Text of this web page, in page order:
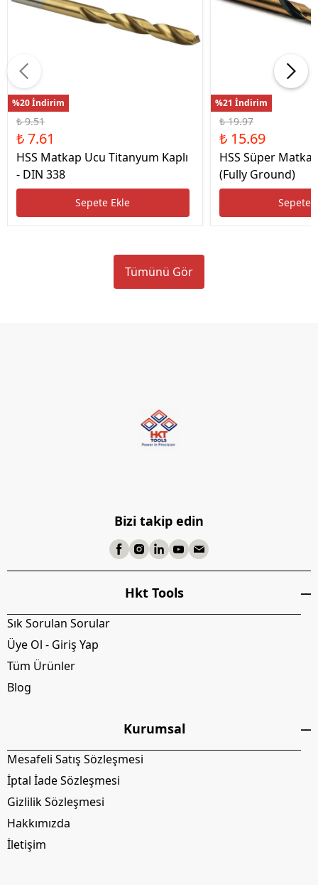
%20 İndirim
₺ 9.51
₺ 7.61
HSS Matkap Ucu Titanyum Kaplı
- DIN 338
Sepete Ekle
%21 İndirim
₺ 19.97
₺ 15.69
HSS Süper
(Fully Ground)
Sepete
Tümünü Gör
Bizi takip edin
Hkt Tools
Sık Sorulan Sorular
Üye Ol - Giriş Yap
Tüm Ürünler
Blog
Kurumsal
Mesafeli Satış Sözleşmesi
İptal İade Sözleşmesi
Gizlilik Sözleşmesi
Hakkımızda
İletişim